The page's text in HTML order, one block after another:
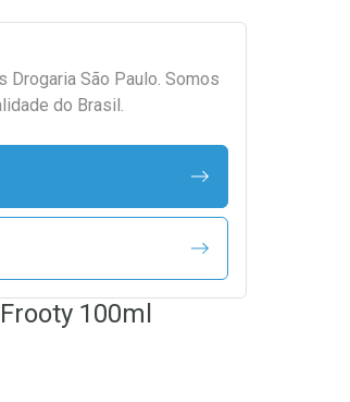
Drogaria São Paulo. Somos
do Brasil.
100ml